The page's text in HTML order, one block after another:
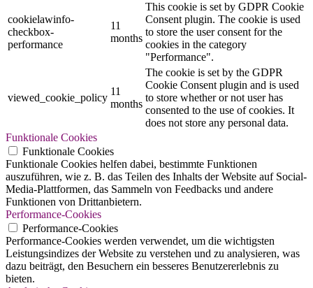
cookielawinfo-
checkbox-
performance
11
months
This cookie is set by GDPR Cookie
Consent plugin. The cookie is used
to store the user consent for the
cookies in the category
"Performance".
viewed_cookie_policy
11
months
The cookie is set by the GDPR
Cookie Consent plugin and is used
to store whether or not user has
consented to the use of cookies. It
does not store any personal data.
Funktionale Cookies
Funktionale Cookies
Funktionale Cookies helfen dabei, bestimmte Funktionen
auszuführen, wie z. B. das Teilen des Inhalts der Website auf Social-
Media-Plattformen, das Sammeln von Feedbacks und andere
Funktionen von Drittanbietern.
Performance-Cookies
Performance-Cookies
Performance-Cookies werden verwendet, um die wichtigsten
Leistungsindizes der Website zu verstehen und zu analysieren, was
dazu beiträgt, den Besuchern ein besseres Benutzererlebnis zu
bieten.